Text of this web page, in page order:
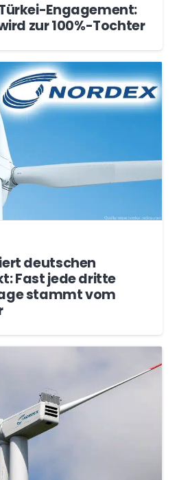
Engagement:
zur 100%-Tochter
deutschen
Fast jede dritte
stammt vom